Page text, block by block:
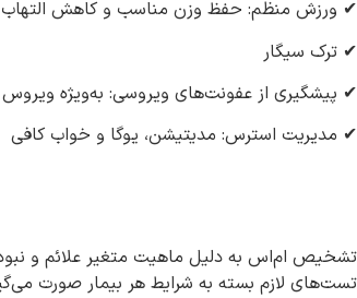
✔ ورزش منظم: حفظ وزن مناسب و کاهش
✔ ترک سیگار
✔ پیشگیری از عفونت‌های ویروسی: به‌ویژه
✔ مدیریت استرس: مدیتیشن، یوگا و خواب کافی
تشخیص ام‌اس به دلیل ماهیت متغیر علائم و
تست‌های لازم بسته به شرایط هر بیمار صورت